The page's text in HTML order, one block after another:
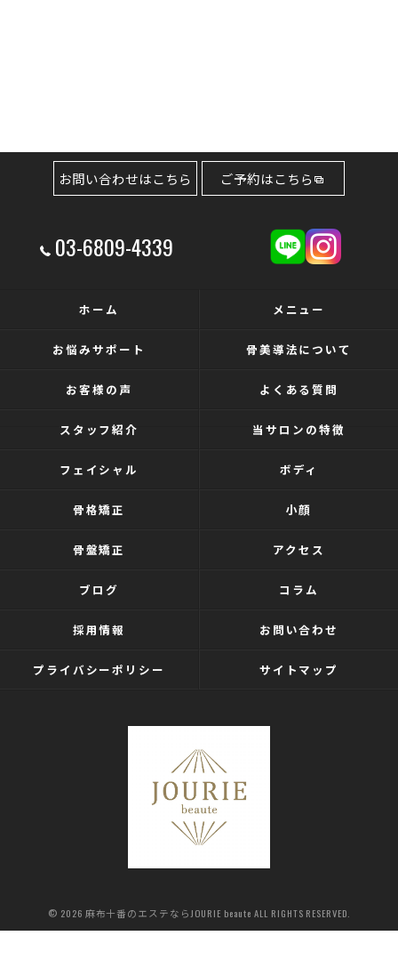
03-6809-4339
お問い合わせはこちら ご予約はこちら
ホーム メニュー
お悩みサポート 骨美導法について
お客様の声 よくある質問
スタッフ紹介 当サロンの特徴
フェイシャル ボディ
骨格矯正 小顔
骨盤矯正 アクセス
ブログ コラム
採用情報 お問い合わせ
プライバシーポリシー サイトマップ
© 2026 麻布十番のエステならJOURIE beaute ALL RIGHTS RESERVED.